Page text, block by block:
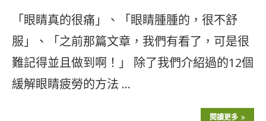
「眼睛真的很痛」、「眼睛腫腫的，很不舒
服」、「之前那篇文章，我們有看了，可是很
難記得並且做到啊！」 除了我們介紹過的12個
緩解眼睛疲勞的方法 …
閱讀更多